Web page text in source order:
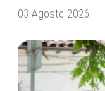
03 Agosto 2026